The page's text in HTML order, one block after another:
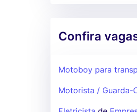
Confira
Motoboy para
Motorista / Guarda-